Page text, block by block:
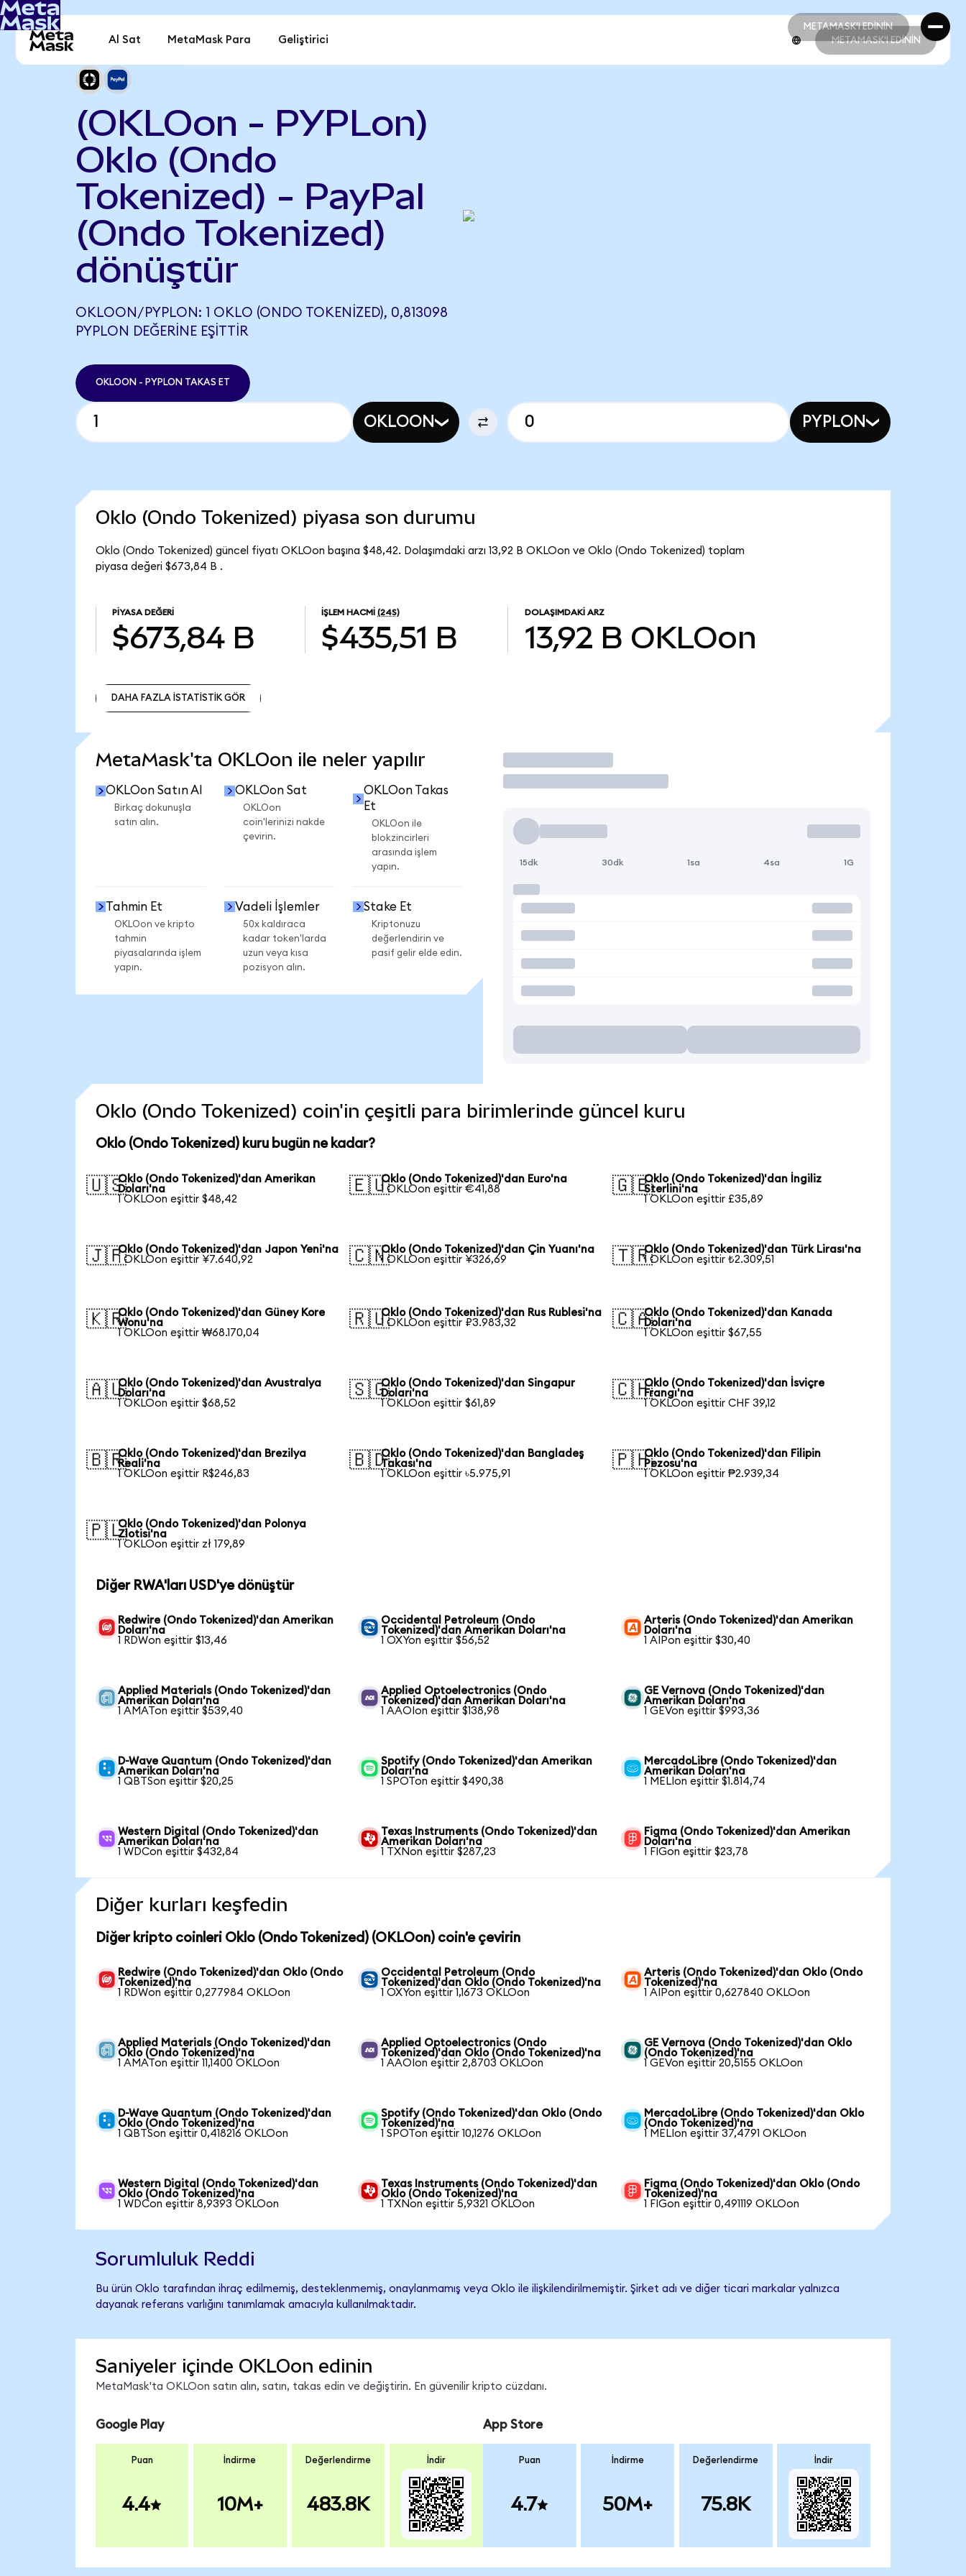
METAMASK'I EDİNİN
METAMASK'I EDİNİN
Al Sat MetaMask Para Geliştirici METAMASK'I EDİNİN
(OKLOon - PYPLon)
Oklo (Ondo
Tokenized) - PayPal
(Ondo Tokenized)
dönüştür
OKLOON/PYPLON: 1 OKLO (ONDO TOKENIZED), 0,813098
PYPLON DEĞERINE EŞITTIR
OKLOON - PYPLON TAKAS ET
OKLOON PYPLON
Oklo (Ondo Tokenized) piyasa son durumu
Oklo (Ondo Tokenized) güncel fiyatı OKLOon başına $48,42. Dolaşımdaki arzı 13,92 B OKLOon ve Oklo (Ondo Tokenized) toplam
piyasa değeri $673,84 B .
PIYASA DEĞERI
$673,84 B
İŞLEM HACMI (24S)
$435,51 B
DOLAŞIMDAKI ARZ
13,92 B OKLOon
DAHA FAZLA İSTATİSTİK GÖR
MetaMask'ta OKLOon ile neler yapılır
OKLOon Satın Al
Birkaç dokunuşla
satın alın.
OKLOon Sat
OKLOon
coin'lerinizi nakde
çevirin.
OKLOon Takas
Et
OKLOon ile
blokzincirleri
arasında işlem
yapın.
Tahmin Et
OKLOon ve kripto
tahmin
piyasalarında işlem
yapın.
Vadeli İşlemler
50x kaldıraca
kadar token'larda
uzun veya kısa
pozisyon alın.
Stake Et
Kriptonuzu
değerlendirin ve
pasif gelir elde edin.
İşlem Yap
15dk 30dk 1sa 4sa 1G
Oklo (Ondo Tokenized) coin'in çeşitli para birimlerinde güncel kuru
Oklo (Ondo Tokenized) kuru bugün ne kadar?
🇺🇸Oklo (Ondo Tokenized)'dan Amerikan
Doları'na
1 OKLOon eşittir $48,42
🇪🇺Oklo (Ondo Tokenized)'dan Euro'na
1 OKLOon eşittir €41,88
🇬🇧Oklo (Ondo Tokenized)'dan İngiliz
Sterlini'na
1 OKLOon eşittir £35,89
🇯🇵Oklo (Ondo Tokenized)'dan Japon Yeni'na
1 OKLOon eşittir ¥7.640,92
🇨🇳Oklo (Ondo Tokenized)'dan Çin Yuanı'na
1 OKLOon eşittir ¥326,69
🇹🇷Oklo (Ondo Tokenized)'dan Türk Lirası'na
1 OKLOon eşittir ₺2.309,51
🇰🇷Oklo (Ondo Tokenized)'dan Güney Kore
Wonu'na
1 OKLOon eşittir ₩68.170,04
🇷🇺Oklo (Ondo Tokenized)'dan Rus Rublesi'na
1 OKLOon eşittir ₽3.983,32
🇨🇦Oklo (Ondo Tokenized)'dan Kanada
Doları'na
1 OKLOon eşittir $67,55
🇦🇺Oklo (Ondo Tokenized)'dan Avustralya
Doları'na
1 OKLOon eşittir $68,52
🇸🇬Oklo (Ondo Tokenized)'dan Singapur
Doları'na
1 OKLOon eşittir $61,89
🇨🇭Oklo (Ondo Tokenized)'dan İsviçre
Frangı'na
1 OKLOon eşittir CHF 39,12
🇧🇷Oklo (Ondo Tokenized)'dan Brezilya
Reali'na
1 OKLOon eşittir R$246,83
🇧🇩Oklo (Ondo Tokenized)'dan Bangladeş
Takası'na
1 OKLOon eşittir ৳5.975,91
🇵🇭Oklo (Ondo Tokenized)'dan Filipin
Pezosu'na
1 OKLOon eşittir ₱2.939,34
🇵🇱Oklo (Ondo Tokenized)'dan Polonya
Zlotisi'na
1 OKLOon eşittir zł 179,89
Diğer RWA'ları USD'ye dönüştür
Redwire (Ondo Tokenized)'dan Amerikan
Doları'na
1 RDWon eşittir $13,46
Occidental Petroleum (Ondo
Tokenized)'dan Amerikan Doları'na
1 OXYon eşittir $56,52
Arteris (Ondo Tokenized)'dan Amerikan
Doları'na
1 AIPon eşittir $30,40
Applied Materials (Ondo Tokenized)'dan
Amerikan Doları'na
1 AMATon eşittir $539,40
Applied Optoelectronics (Ondo
Tokenized)'dan Amerikan Doları'na
1 AAOIon eşittir $138,98
GE Vernova (Ondo Tokenized)'dan
Amerikan Doları'na
1 GEVon eşittir $993,36
D-Wave Quantum (Ondo Tokenized)'dan
Amerikan Doları'na
1 QBTSon eşittir $20,25
Spotify (Ondo Tokenized)'dan Amerikan
Doları'na
1 SPOTon eşittir $490,38
MercadoLibre (Ondo Tokenized)'dan
Amerikan Doları'na
1 MELIon eşittir $1.814,74
Western Digital (Ondo Tokenized)'dan
Amerikan Doları'na
1 WDCon eşittir $432,84
Texas Instruments (Ondo Tokenized)'dan
Amerikan Doları'na
1 TXNon eşittir $287,23
Figma (Ondo Tokenized)'dan Amerikan
Doları'na
1 FIGon eşittir $23,78
Diğer kurları keşfedin
Diğer kripto coinleri Oklo (Ondo Tokenized) (OKLOon) coin'e çevirin
Redwire (Ondo Tokenized)'dan Oklo (Ondo
Tokenized)'na
1 RDWon eşittir 0,277984 OKLOon
Occidental Petroleum (Ondo
Tokenized)'dan Oklo (Ondo Tokenized)'na
1 OXYon eşittir 1,1673 OKLOon
Arteris (Ondo Tokenized)'dan Oklo (Ondo
Tokenized)'na
1 AIPon eşittir 0,627840 OKLOon
Applied Materials (Ondo Tokenized)'dan
Oklo (Ondo Tokenized)'na
1 AMATon eşittir 11,1400 OKLOon
Applied Optoelectronics (Ondo
Tokenized)'dan Oklo (Ondo Tokenized)'na
1 AAOIon eşittir 2,8703 OKLOon
GE Vernova (Ondo Tokenized)'dan Oklo
(Ondo Tokenized)'na
1 GEVon eşittir 20,5155 OKLOon
D-Wave Quantum (Ondo Tokenized)'dan
Oklo (Ondo Tokenized)'na
1 QBTSon eşittir 0,418216 OKLOon
Spotify (Ondo Tokenized)'dan Oklo (Ondo
Tokenized)'na
1 SPOTon eşittir 10,1276 OKLOon
MercadoLibre (Ondo Tokenized)'dan Oklo
(Ondo Tokenized)'na
1 MELIon eşittir 37,4791 OKLOon
Western Digital (Ondo Tokenized)'dan
Oklo (Ondo Tokenized)'na
1 WDCon eşittir 8,9393 OKLOon
Texas Instruments (Ondo Tokenized)'dan
Oklo (Ondo Tokenized)'na
1 TXNon eşittir 5,9321 OKLOon
Figma (Ondo Tokenized)'dan Oklo (Ondo
Tokenized)'na
1 FIGon eşittir 0,491119 OKLOon
Sorumluluk Reddi
Bu ürün Oklo tarafından ihraç edilmemiş, desteklenmemiş, onaylanmamış veya Oklo ile ilişkilendirilmemiştir. Şirket adı ve diğer ticari markalar yalnızca
dayanak referans varlığını tanımlamak amacıyla kullanılmaktadır.
Saniyeler içinde OKLOon edinin
MetaMask'ta OKLOon satın alın, satın, takas edin ve değiştirin. En güvenilir kripto cüzdanı.
Google Play
Puan
4.4
İndirme
10M+
Değerlendirme
483.8K
İndir
App Store
Puan
4.7
İndirme
50M+
Değerlendirme
75.8K
İndir